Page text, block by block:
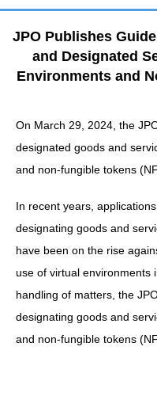
JPO Publishes
and Designated
Environments and
On March 29, 2024, the
designated goods and
and non-fungible tokens
In recent years,
designating goods and
have been on the rise
use of virtual environments
handling of matters, the
designating goods and
and non-fungible tokens